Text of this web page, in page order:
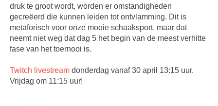
druk te groot wordt, worden er omstandigheden
gecreëerd die kunnen leiden tot ontvlamming. Dit is
metaforisch voor onze mooie schaaksport, maar dat
neemt niet weg dat dag 5 het begin van de meest verhitte
fase van het toernooi is.
Twitch livestream donderdag vanaf 30 april 13:15 uur.
Vrijdag om 11:15 uur!